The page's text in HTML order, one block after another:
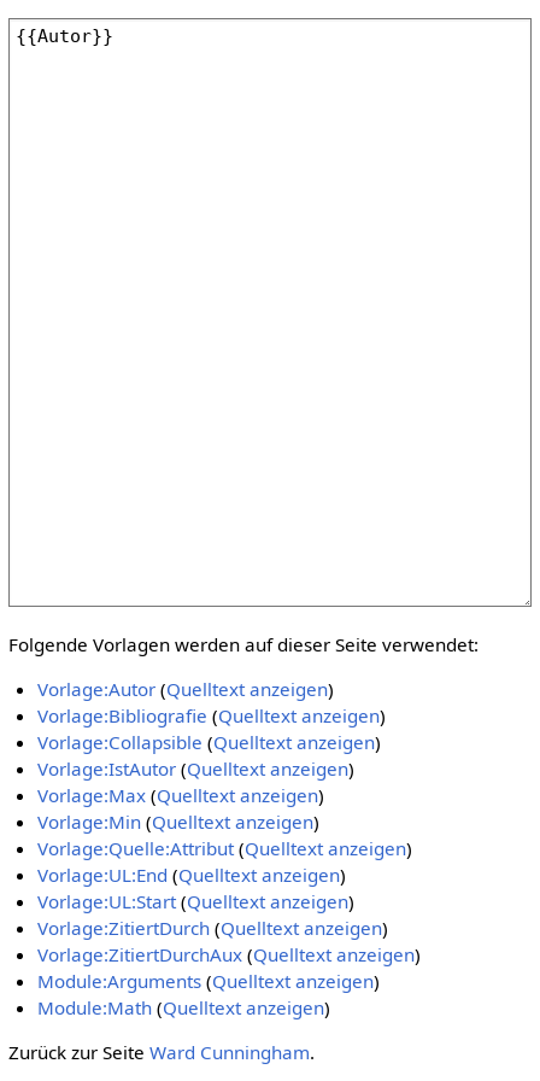
Folgende Vorlagen werden auf dieser Seite verwendet:
Vorlage:Autor (Quelltext anzeigen)
Vorlage:Bibliografie (Quelltext anzeigen)
Vorlage:Collapsible (Quelltext anzeigen)
Vorlage:IstAutor (Quelltext anzeigen)
Vorlage:Max (Quelltext anzeigen)
Vorlage:Min (Quelltext anzeigen)
Vorlage:Quelle:Attribut(Quelltext anzeigen)
Vorlage:UL:End (Quelltext anzeigen)
Vorlage:UL:Start(Quelltext anzeigen)
Vorlage:ZitiertDurch (Quelltext anzeigen)
Vorlage:ZitiertDurchAux (Quelltext anzeigen)
Module:Arguments (Quelltext anzeigen)
Module:Math (Quelltext anzeigen)
Zurück zur Seite Ward Cunningham.